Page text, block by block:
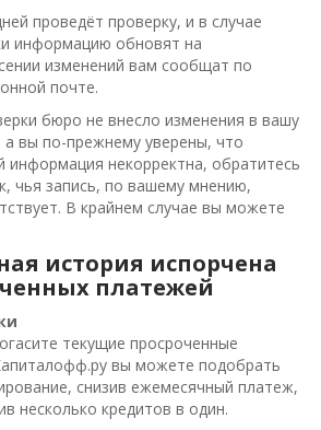
проведёт проверку, и в случае
информацию обновят на
изменений вам сообщат по
почте.
бюро не внесло изменения в вашу
вы по-прежнему уверены, что
некорректна, обратитесь
чья запись, по вашему мнению,
В крайнем случае вы можете
история испорчена
платежей
текущие просроченные
вы можете подобрать
снизив ежемесячный платеж,
несколько кредитов в один.